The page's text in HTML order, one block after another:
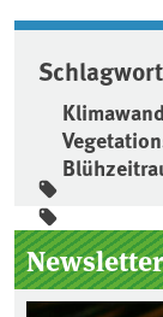
Newsletter